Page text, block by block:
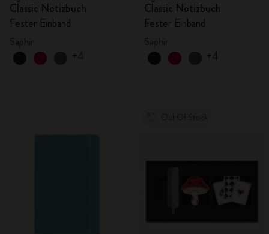
Classic Notizbuch
Fester Einband
+4
Classic Notizbuch
Fester Einband
+4